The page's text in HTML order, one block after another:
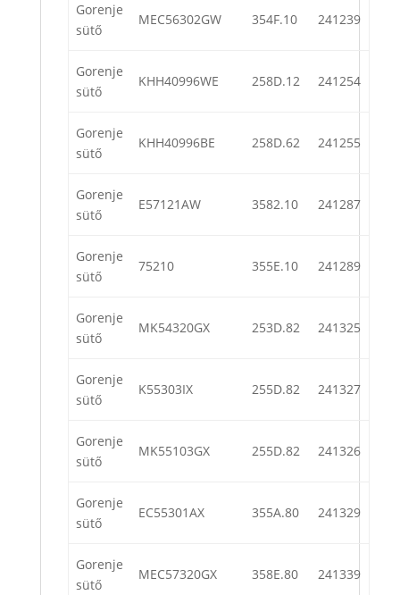
Gorenje
sütő
MEC56302GW 354F.10 241239
Gorenje
sütő
KHH40996WE 258D.12 241254
Gorenje
sütő
KHH40996BE 258D.62 241255
Gorenje
sütő
E57121AW 3582.10 241287
Gorenje
sütő
75210 355E.10 241289
Gorenje
sütő
MK54320GX 253D.82 241325
Gorenje
sütő
K55303IX 255D.82 241327
Gorenje
sütő
MK55103GX 255D.82 241326
Gorenje
sütő
EC55301AX 355A.80 241329
Gorenje
sütő
MEC57320GX 358E.80 241339